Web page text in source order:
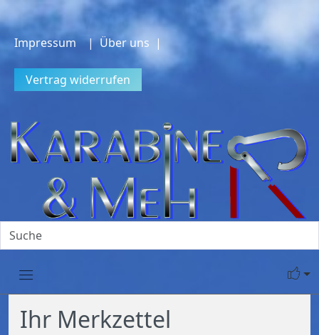
Impressum | Über uns |
Vertrag widerrufen
Ihr Merkzettel